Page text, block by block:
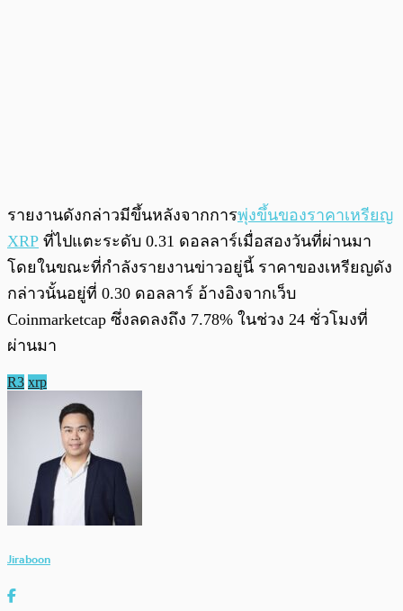
รายงานดังกล่าวมีขึ้นหลังจากการพุ่งขึ้นของราคาเหรียญ
XRP ที่ไปแตะระดับ 0.31 ดอลลาร์เมื่อสองวันที่ผ่านมา
โดยในขณะที่กำลังรายงานข่าวอยู่นี้ ราคาของเหรียญดัง
กล่าวนั้นอยู่ที่ 0.30 ดอลลาร์ อ้างอิงจากเว็บ
Coinmarketcap ซึ่งลดลงถึง 7.78% ในช่วง 24 ชั่วโมงที่
ผ่านมา
R3 xrp
Jiraboon